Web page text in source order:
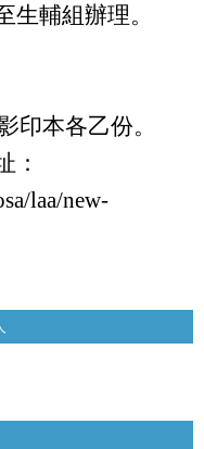
輔組辦理。
印本各乙份。
：
laa/new-